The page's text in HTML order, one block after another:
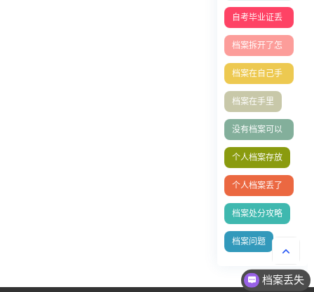
己手里成死档
如何激活
自考毕业证丢
失补办
档案拆开了怎
么办
档案在自己手
里成死档如何
激活？
档案在手里
没有档案可以
办理退休吗？
个人档案存放
个人档案丢了
怎么办?档案
能补办吗
档案处分攻略
档案问题
档案丢失